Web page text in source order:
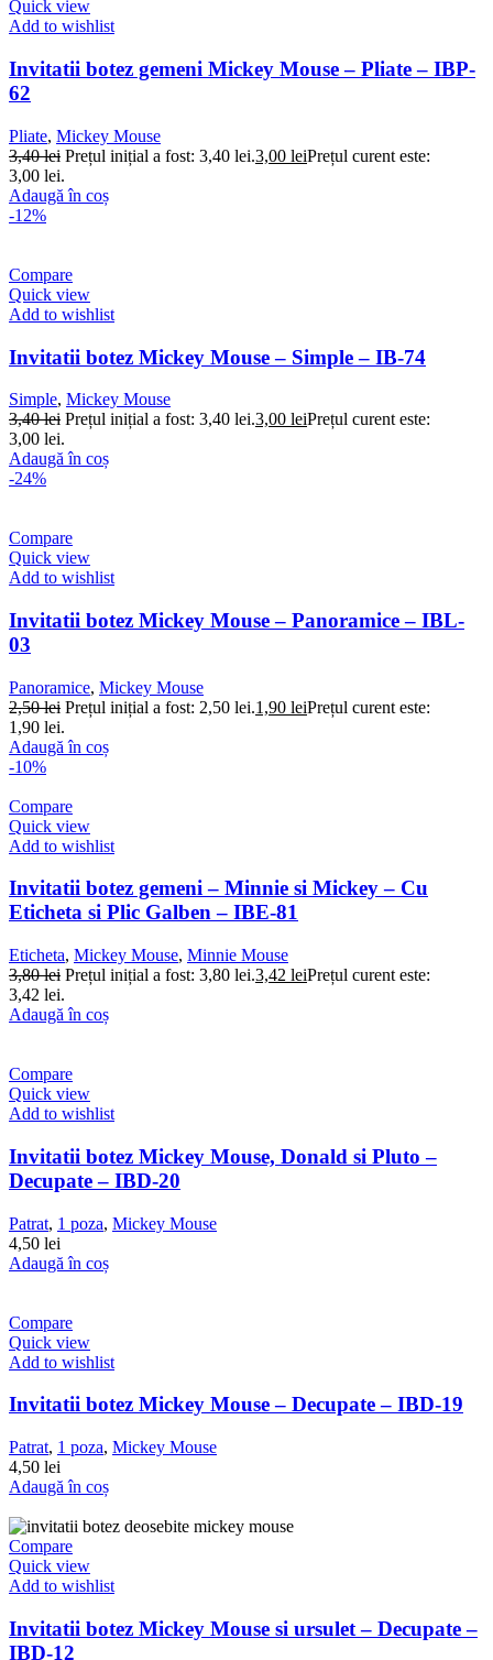
Quick view
Add to wishlist
Invitatii botez gemeni Mickey Mouse – Pliate – IBP-
62
Pliate, Mickey Mouse
3,40lei Prețul inițial a fost: 3,40 lei.3,00 leiPrețul curent este:
3,00 lei.
Adaugă în coș
-12%
Compare
Quick view
Add to wishlist
Invitatii botez Mickey Mouse – Simple – IB-74
Simple, Mickey Mouse
3,40lei Prețul inițial a fost: 3,40 lei.3,00 leiPrețul curent este:
3,00 lei.
Adaugă în coș
-24%
Compare
Quick view
Add to wishlist
Invitatii botez Mickey Mouse – Panoramice – IBL-
03
Panoramice, Mickey Mouse
2,50lei Prețul inițial a fost: 2,50 lei.1,90 leiPrețul curent este:
1,90 lei.
Adaugă în coș
-10%
Compare
Quick view
Add to wishlist
Invitatii botez gemeni – Minnie si Mickey – Cu
Eticheta si Plic Galben – IBE-81
Eticheta, Mickey Mouse, Minnie Mouse
3,80lei Prețul inițial a fost: 3,80 lei.3,42 leiPrețul curent este:
3,42 lei.
Adaugă în coș
Compare
Quick view
Add to wishlist
Invitatii botez Mickey Mouse, Donald si Pluto –
Decupate – IBD-20
Patrat, 1 poza, Mickey Mouse
4,50 lei
Adaugă în coș
Compare
Quick view
Add to wishlist
Invitatii botez Mickey Mouse – Decupate – IBD-19
Patrat, 1 poza, Mickey Mouse
4,50 lei
Adaugă în coș
Compare
Quick view
Add to wishlist
Invitatii botez Mickey Mouse si ursulet – Decupate –
IBD-12